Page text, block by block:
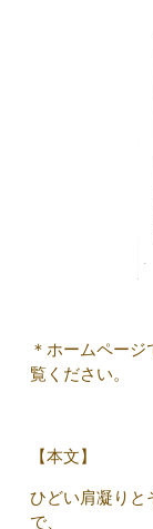
＊ホームペー
覧ください。
【本文】
ひどい肩凝りと
で、